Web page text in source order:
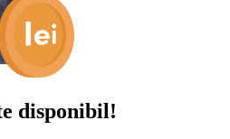
disponibil!